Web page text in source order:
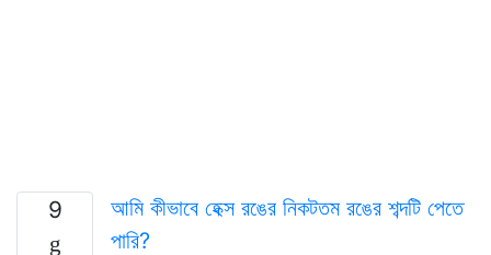
9
আমি কীভাবে হেক্স রঙের নিকটতম রঙের শব্দটি পেতে
পারি?